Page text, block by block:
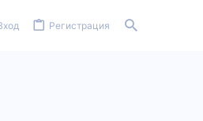
Регистрация